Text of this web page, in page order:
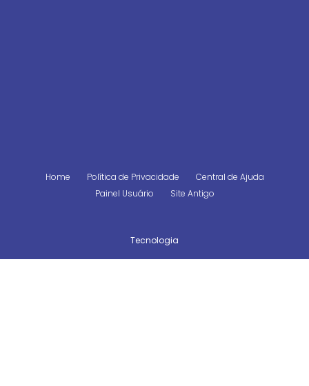
Home Política de Privacidade
Central de Ajuda
Painel Usuário
Site Antigo
Tecnologia